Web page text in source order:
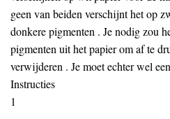
geen van beiden verschijnt het op
donkere pigmenten . Je nodig zou
pigmenten uit het papier om af te
verwijderen . Je moet echter wel
Instructies
1